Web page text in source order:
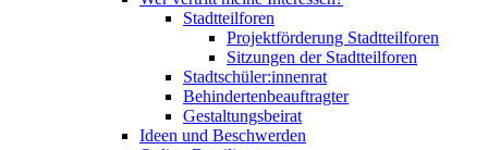
Stadtteilforen
Projektförderung Stadtteilforen
Sitzungen der Stadtteilforen
Stadtschüler:innenrat
Behindertenbeauftragter
Gestaltungsbeirat
Ideen und Beschwerden